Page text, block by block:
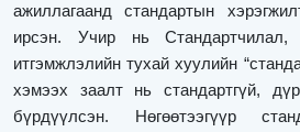
ажиллагаанд стандартын
ирсэн. Учир нь Стандартчилал,
итгэмжлэлийн тухай хуулийн
хэмээх заалт нь стандартгүй,
бүрдүүлсэн. Нөгөөтээгүүр